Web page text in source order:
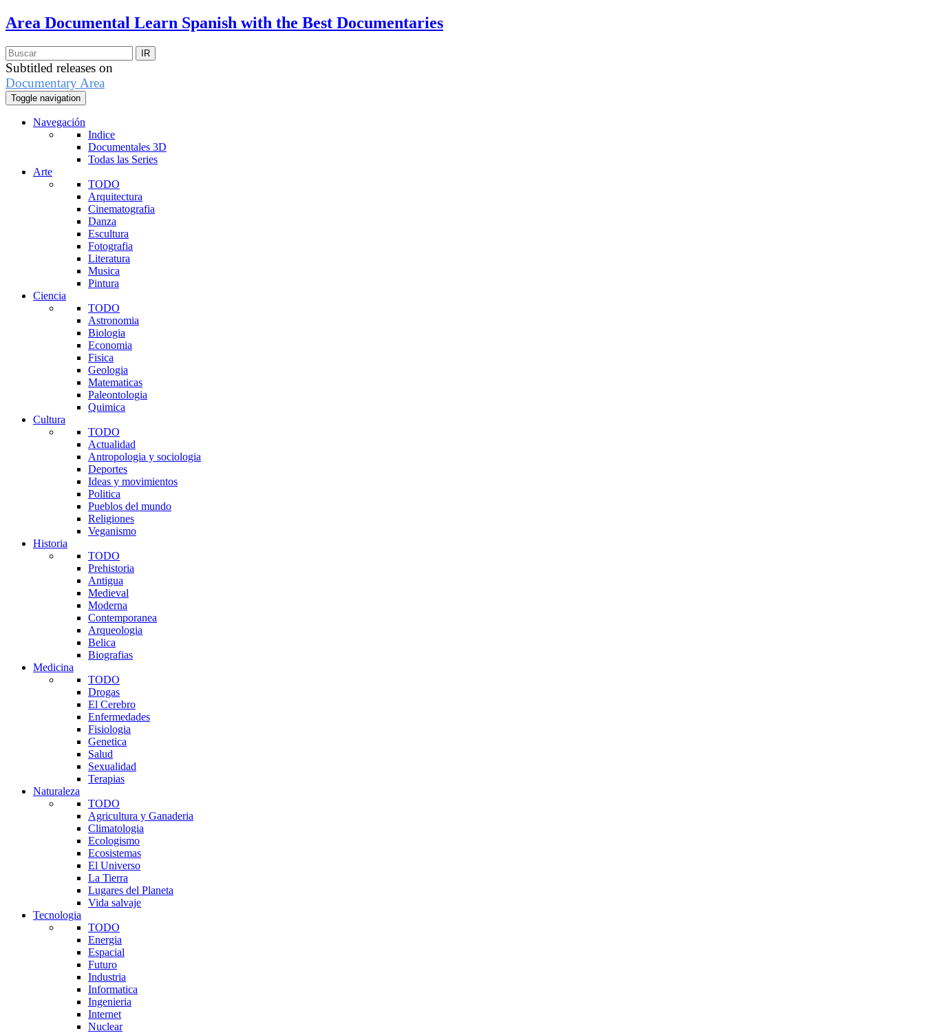
Area Documental Learn Spanish with the Best Documentaries
Subtitled releases on
Documentary Area
Toggle navigation
Navegación
Indice
Documentales 3D
Todas las Series
Arte
TODO
Arquitectura
Cinematografia
Danza
Escultura
Fotografia
Literatura
Musica
Pintura
Ciencia
TODO
Astronomia
Biologia
Economia
Fisica
Geologia
Matematicas
Paleontologia
Quimica
Cultura
TODO
Actualidad
Antropologia y sociologia
Deportes
Ideas y movimientos
Politica
Pueblos del mundo
Religiones
Veganismo
Historia
TODO
Prehistoria
Antigua
Medieval
Moderna
Contemporanea
Arqueologia
Belica
Biografias
Medicina
TODO
Drogas
El Cerebro
Enfermedades
Fisiologia
Genetica
Salud
Sexualidad
Terapias
Naturaleza
TODO
Agricultura y Ganaderia
Climatologia
Ecologismo
Ecosistemas
El Universo
La Tierra
Lugares del Planeta
Vida salvaje
Tecnologia
TODO
Energia
Espacial
Futuro
Industria
Informatica
Ingenieria
Internet
Nuclear